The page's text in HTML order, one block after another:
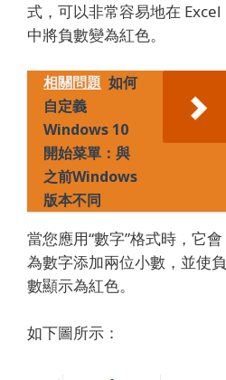
式，可以非常容易地在 Excel
中將負數變為紅色。
相關問題 如何
自定義
Windows 10
開始菜單：與
之前Windows
版本不同
當您應用“數字”格式時，它會
為數字添加兩位小數，並使負
數顯示為紅色。
如下圖所示：